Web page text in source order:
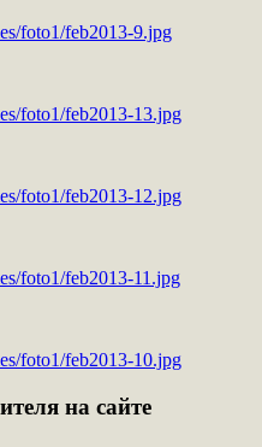
foto1/feb2013-9.jpg
foto1/feb2013-13.jpg
foto1/feb2013-12.jpg
foto1/feb2013-11.jpg
foto1/feb2013-10.jpg
на сайте